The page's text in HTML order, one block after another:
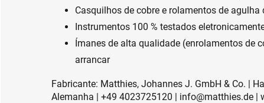
Casquilhos de cobre e rolamentos de
Instrumentos 100 % testados
Ímanes de alta qualidade (enrolamentos de
arrancar
Fabricante: Matthies, Johannes J. GmbH & Co. |
Alemanha | +49 4023725120 | info@matthies.de |